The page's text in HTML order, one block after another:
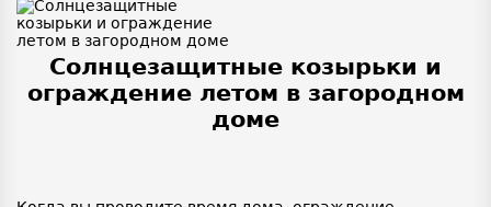
Солнцезащитные козырьки и
ограждение летом в загородном
доме